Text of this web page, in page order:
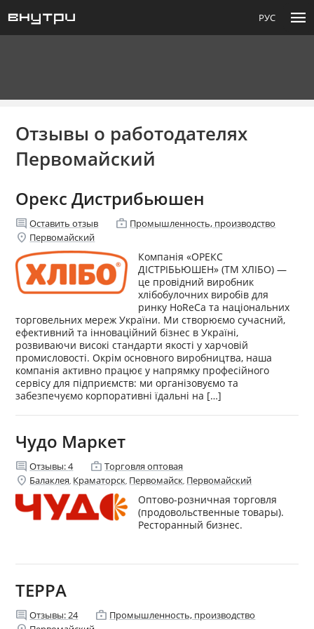
РУС menu
Отзывы о работодателях
Первомайский
Орекс Дистрибьюшен
comment Оставить отзыв enterprise Промышленность, производство
location_on Первомайский
Компанія «ОРЕКС
ДІСТРІБЬЮШЕН» (ТМ ХЛІБО) —
це провідний виробник
хлібобулочних виробів для
ринку HoReCa та національних
торговельних мереж України. Ми створюємо сучасний,
ефективний та інноваційний бізнес в Україні,
розвиваючи високі стандарти якості у харчовій
промисловості. Окрім основного виробництва, наша
компанія активно працює у напрямку професійного
сервісу для підприємств: ми організовуємо та
забезпечуємо корпоративні їдальні на […]
Чудо Маркет
comment Отзывы:4 enterprise Торговля оптовая
location_on Балаклея, Краматорск, Первомайск, Первомайский
Оптово-розничная торговля
(продовольственные товары).
Ресторанный бизнес.
ТЕРРА
comment Отзывы:24 enterprise Промышленность, производство